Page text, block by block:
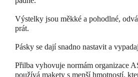
Výstelky jsou měkké a pohodlné,
prát.
Pásky se dají snadno nastavit a
Přilba vyhovuje normám organizace
používá makety s menší hmotností,